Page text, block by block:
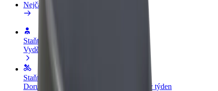
Nejčastější otázky
Staňte se řidičem
Vydělávejte podle sebe
Staňte se kurýrem
Doručujte jídlo a dostávejte výplatu každý týden